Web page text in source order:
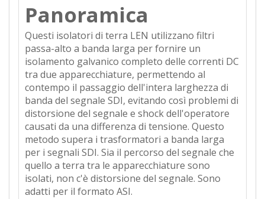
Panoramica
Questi isolatori di terra LEN utilizzano filtri
passa-alto a banda larga per fornire un
isolamento galvanico completo delle correnti DC
tra due apparecchiature, permettendo al
contempo il passaggio dell'intera larghezza di
banda del segnale SDI, evitando così problemi di
distorsione del segnale e shock dell'operatore
causati da una differenza di tensione. Questo
metodo supera i trasformatori a banda larga
per i segnali SDI. Sia il percorso del segnale che
quello a terra tra le apparecchiature sono
isolati, non c'è distorsione del segnale. Sono
adatti per il formato ASI.